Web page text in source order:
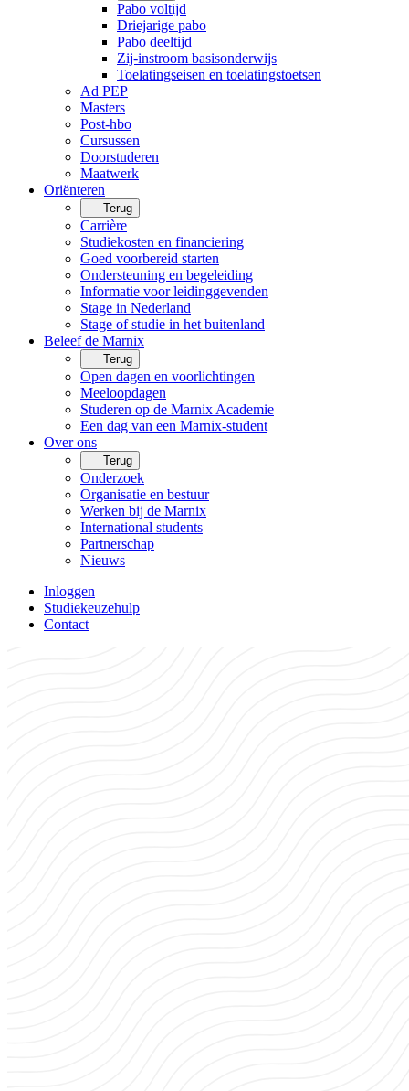
Pabo voltijd
Driejarige pabo
Pabo deeltijd
Zij-instroom basisonderwijs
Toelatingseisen en toelatingstoetsen
Ad PEP
Masters
Post-hbo
Cursussen
Doorstuderen
Maatwerk
Oriënteren
Terug
Carrière
Studiekosten en financiering
Goed voorbereid starten
Ondersteuning en begeleiding
Informatie voor leidinggevenden
Stage in Nederland
Stage of studie in het buitenland
Beleef de Marnix
Terug
Open dagen en voorlichtingen
Meeloopdagen
Studeren op de Marnix Academie
Een dag van een Marnix-student
Over ons
Terug
Onderzoek
Organisatie en bestuur
Werken bij de Marnix
International students
Partnerschap
Nieuws
Inloggen
Studiekeuzehulp
Contact